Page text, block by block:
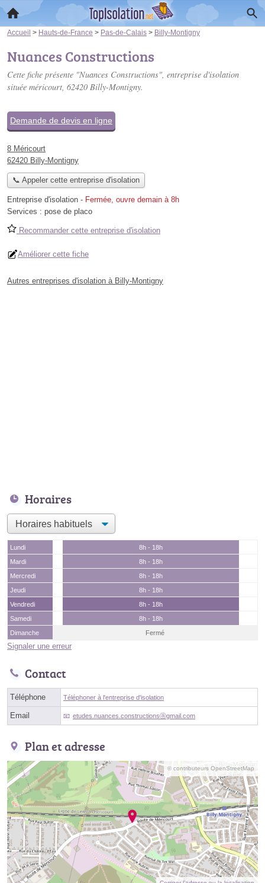
Accueil > Hauts-de-France > Pas-de-Calais > Billy-Montigny
Nuances Constructions
Cette fiche présente "Nuances Constructions", entreprise d'isolation
située méricourt, 62420 Billy-Montigny.
Demande de devis en ligne
8 Méricourt
62420 Billy-Montigny
📞 Appeler cette entreprise d'isolation
Entreprise d'isolation - Fermée, ouvre demain à 8h
Services : pose de placo
Recommander cette entreprise d'isolation
Améliorer cette fiche
Autres entreprises d'isolation à Billy-Montigny
Horaires
Lundi
8h - 18h
Mardi
8h - 18h
Mercredi
8h - 18h
Jeudi
8h - 18h
Vendredi
8h - 18h
Samedi
8h - 18h
Dimanche
Fermé
Signaler une erreur
Contact
Téléphone Téléphoner à l'entreprise d'isolation
Email etudes.nuances.constructionsⓐgmail.com
Plan et adresse
© contributeurs OpenStreetMap